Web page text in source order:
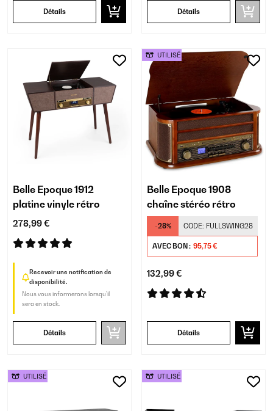
Détails Détails
Belle Epoque 1912
platine vinyle rétro
278,99 €
Recevoir une notification de
disponibilité.
Nous vous informerons lorsqu’il
sera en stock.
Détails
Belle Epoque 1908
chaîne stéréo rétro
-28% CODE: FULLSWING28
AVEC BON : 95,75 €
132,99 €
Détails
UTILISÉ
UTILISÉ UTILISÉ